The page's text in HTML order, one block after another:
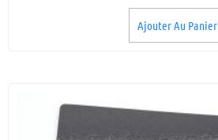
Ajouter Au Panier